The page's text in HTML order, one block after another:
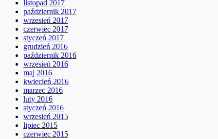
listopad 2017
październik 2017
wrzesień 2017
czerwiec 2017
styczeń 2017
grudzień 2016
październik 2016
wrzesień 2016
maj 2016
kwiecień 2016
marzec 2016
luty 2016
styczeń 2016
wrzesień 2015
lipiec 2015
czerwiec 2015